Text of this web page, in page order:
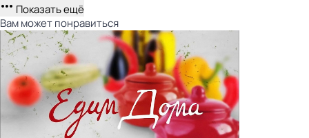
Показать ещё
Вам может понравиться